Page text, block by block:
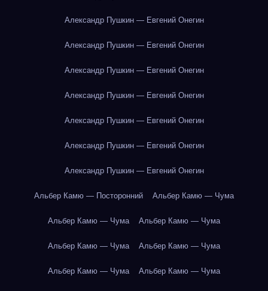
Александр Пушкин — Евгений Онегин
Александр Пушкин — Евгений Онегин
Александр Пушкин — Евгений Онегин
Александр Пушкин — Евгений Онегин
Александр Пушкин — Евгений Онегин
Александр Пушкин — Евгений Онегин
Александр Пушкин — Евгений Онегин
Альбер Камю — Посторонний Альбер Камю — Чума
Альбер Камю — Чума Альбер Камю — Чума
Альбер Камю — Чума Альбер Камю — Чума
Альбер Камю — Чума Альбер Камю — Чума